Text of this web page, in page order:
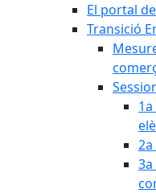
El portal
Transició
3a